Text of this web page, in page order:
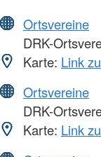
Ortsvereine
DRK-
Karte: Link
Ortsvereine
DRK-
Karte: Link